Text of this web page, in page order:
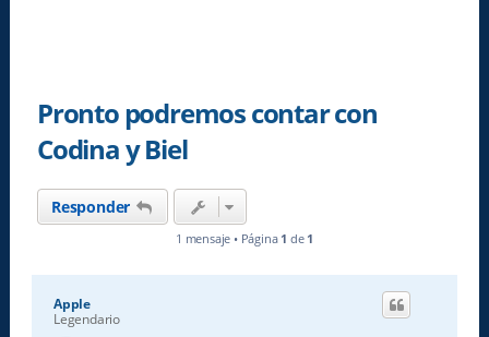
Pronto podremos contar con
Codina y Biel
Responder
1 mensaje • Página 1 de 1
Apple
Legendario